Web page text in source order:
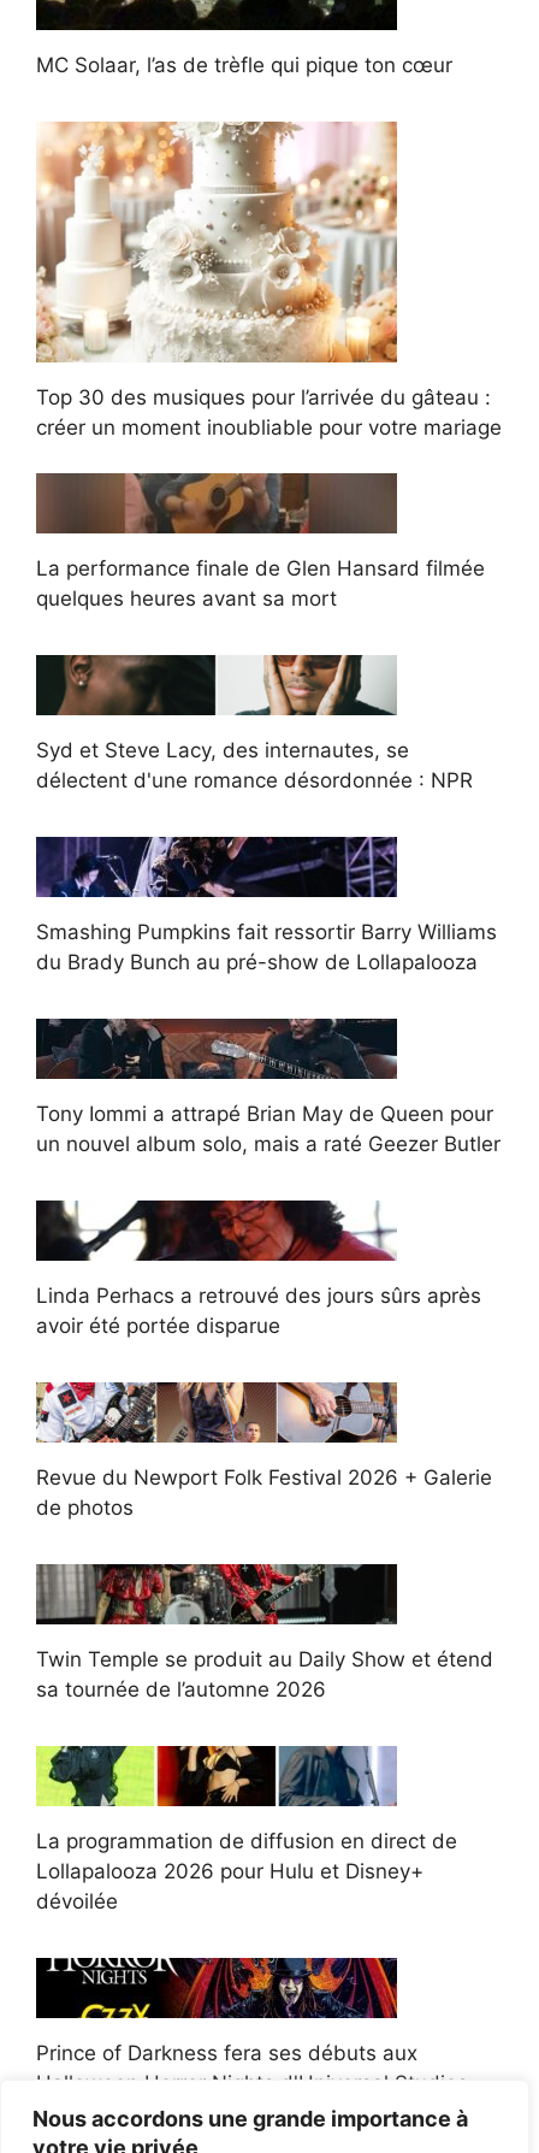
Nous accordons une grande importance à
votre vie privée
MC Solaar, l’as de trèfle qui pique ton cœur
Top 30 des musiques pour l’arrivée du gâteau :
créer un moment inoubliable pour votre mariage
La performance finale de Glen Hansard filmée
quelques heures avant sa mort
Syd et Steve Lacy, des internautes, se
délectent d'une romance désordonnée : NPR
Smashing Pumpkins fait ressortir Barry Williams
du Brady Bunch au pré-show de Lollapalooza
Tony Iommi a attrapé Brian May de Queen pour
un nouvel album solo, mais a raté Geezer Butler
Linda Perhacs a retrouvé des jours sûrs après
avoir été portée disparue
Revue du Newport Folk Festival 2026 + Galerie
de photos
Twin Temple se produit au Daily Show et étend
sa tournée de l’automne 2026
La programmation de diffusion en direct de
Lollapalooza 2026 pour Hulu et Disney+
dévoilée
Prince of Darkness fera ses débuts aux
Halloween Horror Nights d'Universal Studios